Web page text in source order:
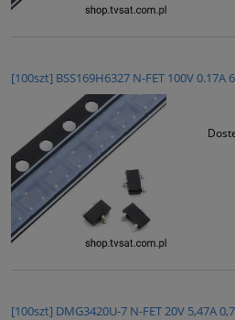
[100szt] BSS169H6327 N-FET 100V 0.17A
[100szt] DMG3420U-7 N-FET 20V 5,47A